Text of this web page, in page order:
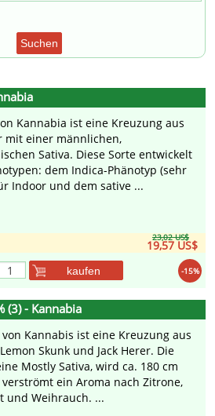
Suchen
Kannabia ist eine Kreuzung aus
mit einer männlichen,
Sativa. Diese Sorte entwickelt
dem Indica-Phänotyp (sehr
Indoor und dem sative ...
23,02 US$
19,57 US$
-15%
kaufen
(3) - Kannabia
Kannabis ist eine Kreuzung aus
Skunk und Jack Herer. Die
Mostly Sativa, wird ca. 180 cm
ein Aroma nach Zitrone,
und Weihrauch. ...